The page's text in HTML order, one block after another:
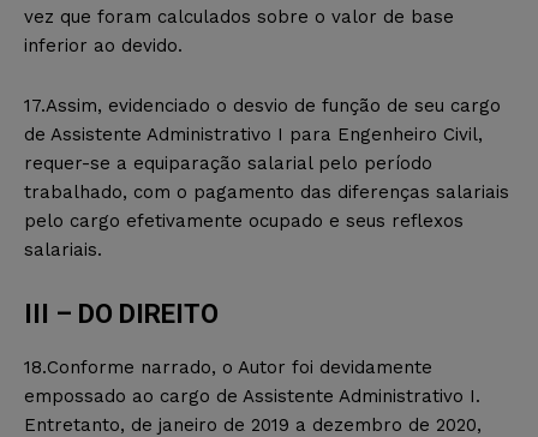
vez que foram calculados sobre o valor de base
inferior ao devido.
17.Assim, evidenciado o desvio de função de seu cargo
de Assistente Administrativo I para Engenheiro Civil,
requer-se a equiparação salarial pelo período
trabalhado, com o pagamento das diferenças salariais
pelo cargo efetivamente ocupado e seus reflexos
salariais.
III – DO DIREITO
18.Conforme narrado, o Autor foi devidamente
empossado ao cargo de Assistente Administrativo I.
Entretanto, de janeiro de 2019 a dezembro de 2020,